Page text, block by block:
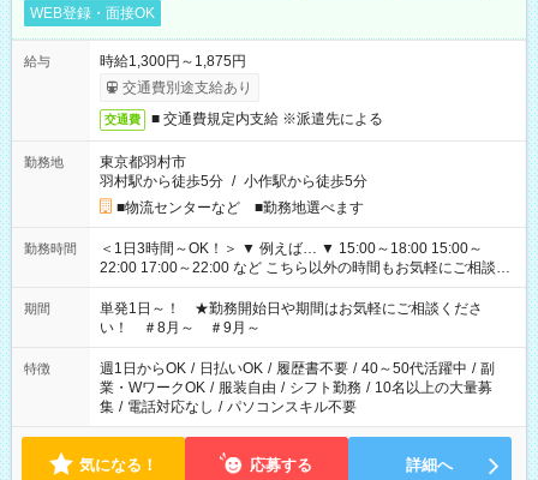
WEB登録・面接OK
給与
時給1,300円～1,875円
交通費別途支給あり
交通費 ■ 交通費規定内支給 ※派遣先による
勤務地
東京都羽村市
羽村駅から徒歩5分 / 小作駅から徒歩5分
■物流センターなど ■勤務地選べます
勤務時間
＜1日3時間～OK！＞ ▼ 例えば… ▼ 15:00～18:00 15:00～
22:00 17:00～22:00 など こちら以外の時間もお気軽にご相談く
ださい！
期間
単発1日～！ ★勤務開始日や期間はお気軽にご相談くださ
い！ ＃8月～ ＃9月～
特徴 週1日からOK / 日払いOK / 履歴書不要 / 40～50代活躍中 / 副
業・WワークOK / 服装自由 / シフト勤務 / 10名以上の大量募
集 / 電話対応なし / パソコンスキル不要
気になる！ 応募する 詳細へ